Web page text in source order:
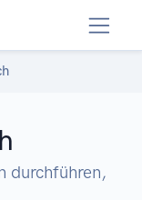
durchführen,